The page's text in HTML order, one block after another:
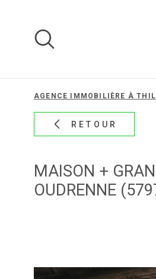
recherche
AGENCE IMMOBILIÈRE À
RETOUR
MAISON +
OUDRENNE